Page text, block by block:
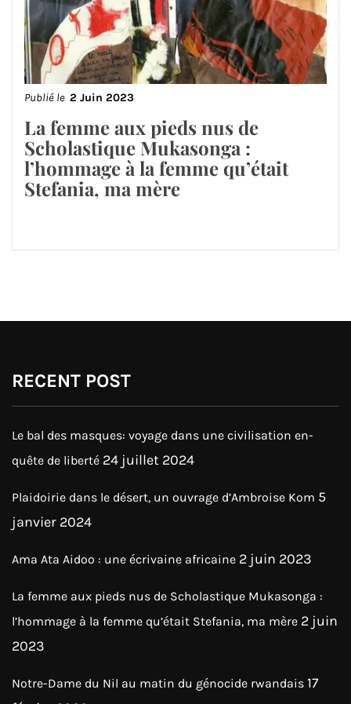
Publié le 2 Juin 2023
La femme aux pieds nus de
Scholastique Mukasonga :
l’hommage à la femme qu’était
Stefania, ma mère
RECENT POST
Le bal des masques: voyage dans une civilisation en-
quête de liberté 24 juillet 2024
Plaidoirie dans le désert, un ouvrage d’Ambroise Kom 5
janvier 2024
Ama Ata Aidoo : une écrivaine africaine 2 juin 2023
La femme aux pieds nus de Scholastique Mukasonga :
l’hommage à la femme qu’était Stefania, ma mère 2 juin
2023
Notre-Dame du Nil au matin du génocide rwandais 17